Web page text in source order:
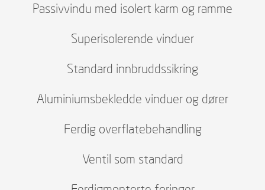
Passivvindu med isolert karm og ramme
Superisolerende vinduer
Standard innbruddssikring
Aluminiumsbekledde vinduer og dører
Ferdig overflatebehandling
Ventil som standard